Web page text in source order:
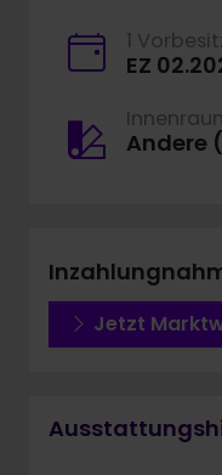
1
EZ
Andere
Jetzt